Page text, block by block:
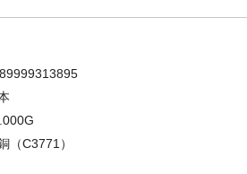
（C3771）